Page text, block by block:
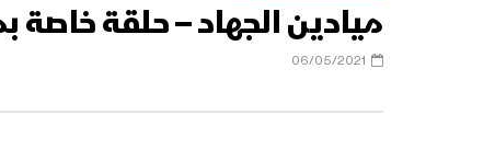
ميادين الجهاد – حلقة
06/05/2021